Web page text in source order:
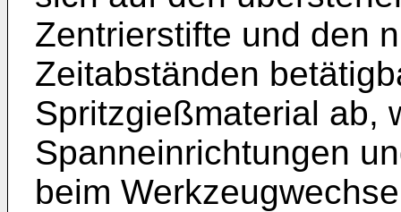
Zentrierstifte und den
Zeitabständen
Spritzgießmaterial ab,
Spanneinrichtungen
beim